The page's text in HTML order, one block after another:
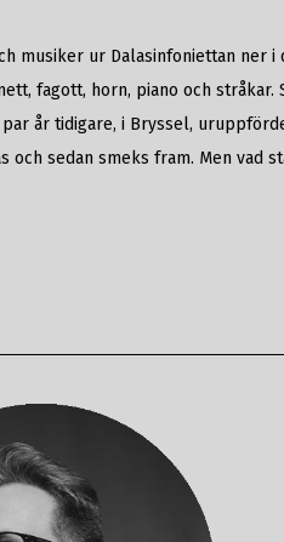
musiker ur Dalasinfoniettan ner
fagott, horn, piano och stråkar.
år tidigare, i Bryssel,
sedan smeks fram. Men vad